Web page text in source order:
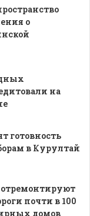
о
на
готовность
в Курултай
отремонтируют
почти в 100
домов